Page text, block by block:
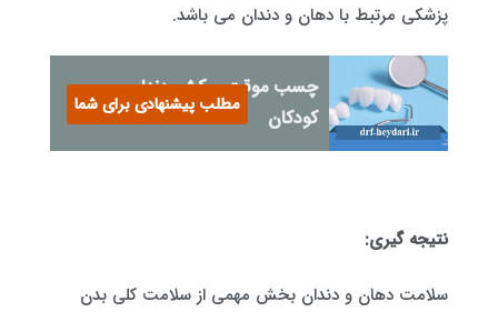
پزشکی مرتبط با دهان و دندان می باشد.
چسب موقت روکش دندان
کودکان
مطلب پیشنهادی برای شما
نتیجه گیری:
سلامت دهان و دندان بخش مهمی از سلامت کلی بدن